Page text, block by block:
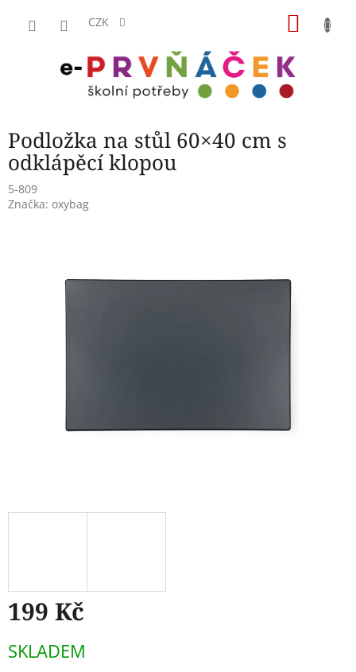
CZK
Podložka na stůl 60×40 cm s
odklápěcí klopou
5-809
Značka: oxybag
199 Kč
cena:
SKLADEM